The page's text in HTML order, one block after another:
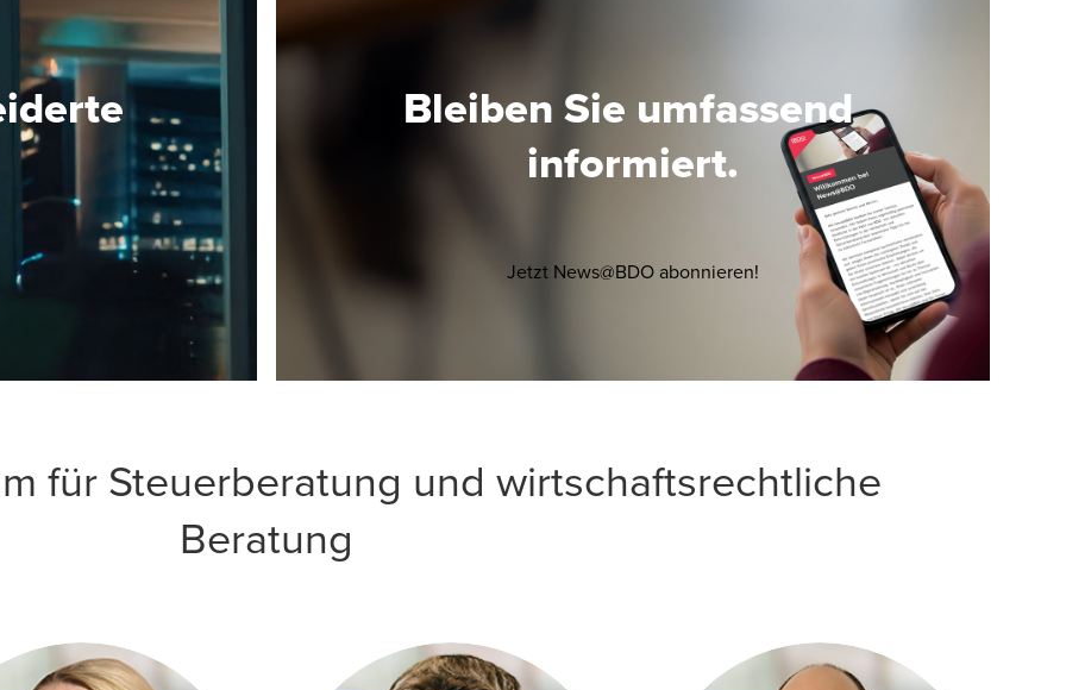
registrieren Unsere Web-Seminare werden über
GoToWebinar abgebildet. Nach Registrierung
erhalten Sie eine Bestätigungsmail, die einen Link
enthält, um Ihre Systemanforderungen für die
Teilnahme zu überprüfen. Die technische und
administrative Betreuung vor, während und nach
der Veranstaltung erfolgt durch das BDO Events
Team der BDO AG Wirtschaftsprüfungsgesellschaft,
welches sie unter events@bdo.de erreichen
können. Anmeldung
enthält, um Ihre Systemanforderungen für die
Teilnahme zu überprüfen. Die technische und
administrative Betreuung vor, während und nach
der Veranstaltung erfolgt durch das BDO Events
Team der BDO AG
welches sie unter events@bdo.de erreichen
können. Anmeldung
Opens in a new window/tab
Bleiben Sie umfassend
informiert.
Jetzt News@BDO abonnieren! Opens in a new window/tab
für Steuerberatung und wirtschaftsrechtliche
Beratung